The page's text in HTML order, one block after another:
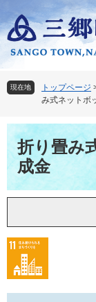
ー
ジ
頭
で
。
ニ
ュ
飛
ば
て
へ
現在地 トップページ
み式ネットボ
折り畳み
成金